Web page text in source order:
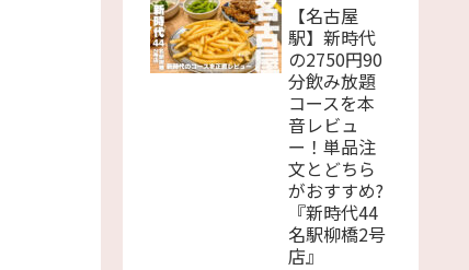
【名古屋
駅】新時代
の2750円90
分飲み放題
コースを本
音レビュ
ー！単品注
文とどちら
がおすすめ?
『新時代44
名駅柳橋2号
店』